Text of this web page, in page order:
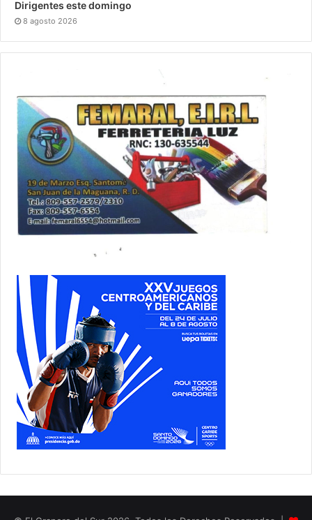
Dirigentes este domingo
8 agosto 2026